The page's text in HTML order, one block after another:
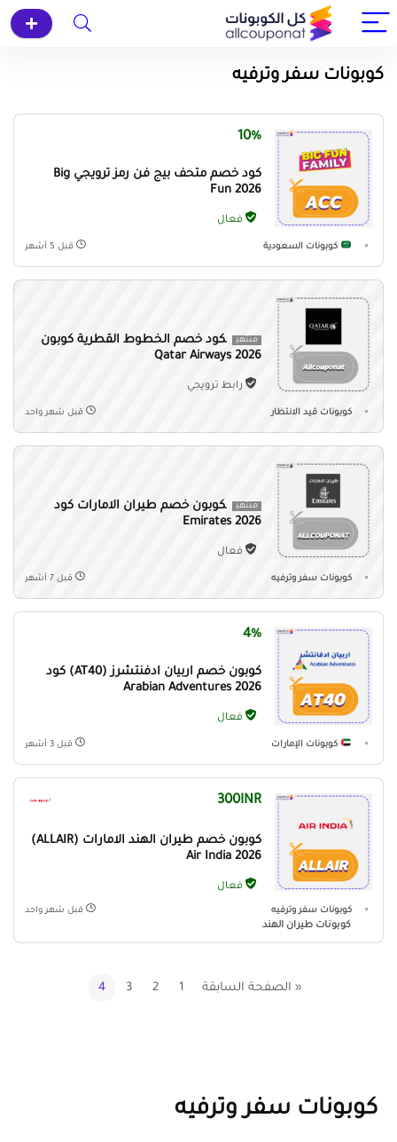
كوبونات سفر وترفيه
10%
كود خصم متحف بيج فن رمز ترويجي Big
Fun 2026
فعال
كوبونات السعودية قبل 5 أشهر
منتهي
كود خصم الخطوط القطرية كوبون
Qatar Airways 2026
رابط ترويجي
كوبونات قيد الانتظار قبل شهر واحد
منتهي
كوبون خصم طيران الامارات كود
Emirates 2026
فعال
كوبونات سفر وترفيه قبل 7 أشهر
4%
كوبون خصم اربيان ادفنتشرز (AT40) كود
Arabian Adventures 2026
فعال
كوبونات الإمارات قبل 3 أشهر
300INR
كوبون خصم طيران الهند الامارات (ALLAIR)
Air India 2026
فعال
كوبونات سفر وترفيه
كوبونات طيران الهند
قبل شهر واحد
« الصفحة السابقة 1
2
3
4
كوبونات سفر وترفيه